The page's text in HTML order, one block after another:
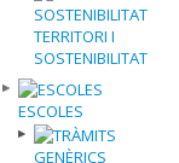
TERRITORI I
SOSTENIBILITAT
ESCOLES